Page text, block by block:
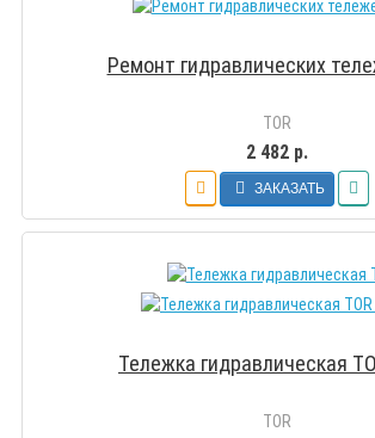
Ремонт гидравлических
TOR
2 482 р.
ЗАКАЗАТЬ
Тележка гидравлическая
TOR